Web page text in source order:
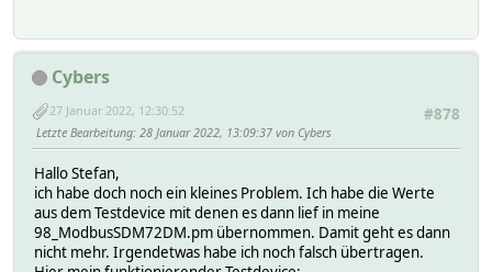
Cybers
#878
27 Januar 2022, 12:30:52
Letzte Bearbeitung: 28 Januar 2022, 13:09:37 von Cybers
Hallo Stefan,
ich habe doch noch ein kleines Problem. Ich habe die Werte
aus dem Testdevice mit denen es dann lief in meine
98_ModbusSDM72DM.pm übernommen. Damit geht es dann
nicht mehr. Irgendetwas habe ich noch falsch übertragen.